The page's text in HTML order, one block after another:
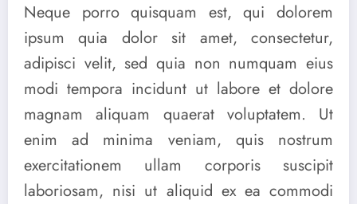
Neque porro quisquam est, qui dolorem
ipsum quia dolor sit amet, consectetur,
adipisci velit, sed quia non numquam eius
modi tempora incidunt ut labore et dolore
magnam aliquam quaerat voluptatem. Ut
enim ad minima veniam, quis nostrum
exercitationem ullam corporis suscipit
laboriosam, nisi ut aliquid ex ea commodi